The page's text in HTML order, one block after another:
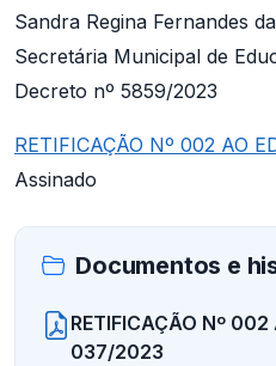
Sandra Regina Fernandes
Secretária Municipal de
Decreto nº 5859/2023
RETIFICAÇÃO Nº 002 AO
Assinado
Documentos e
RETIFICAÇÃO Nº 002
037/2023